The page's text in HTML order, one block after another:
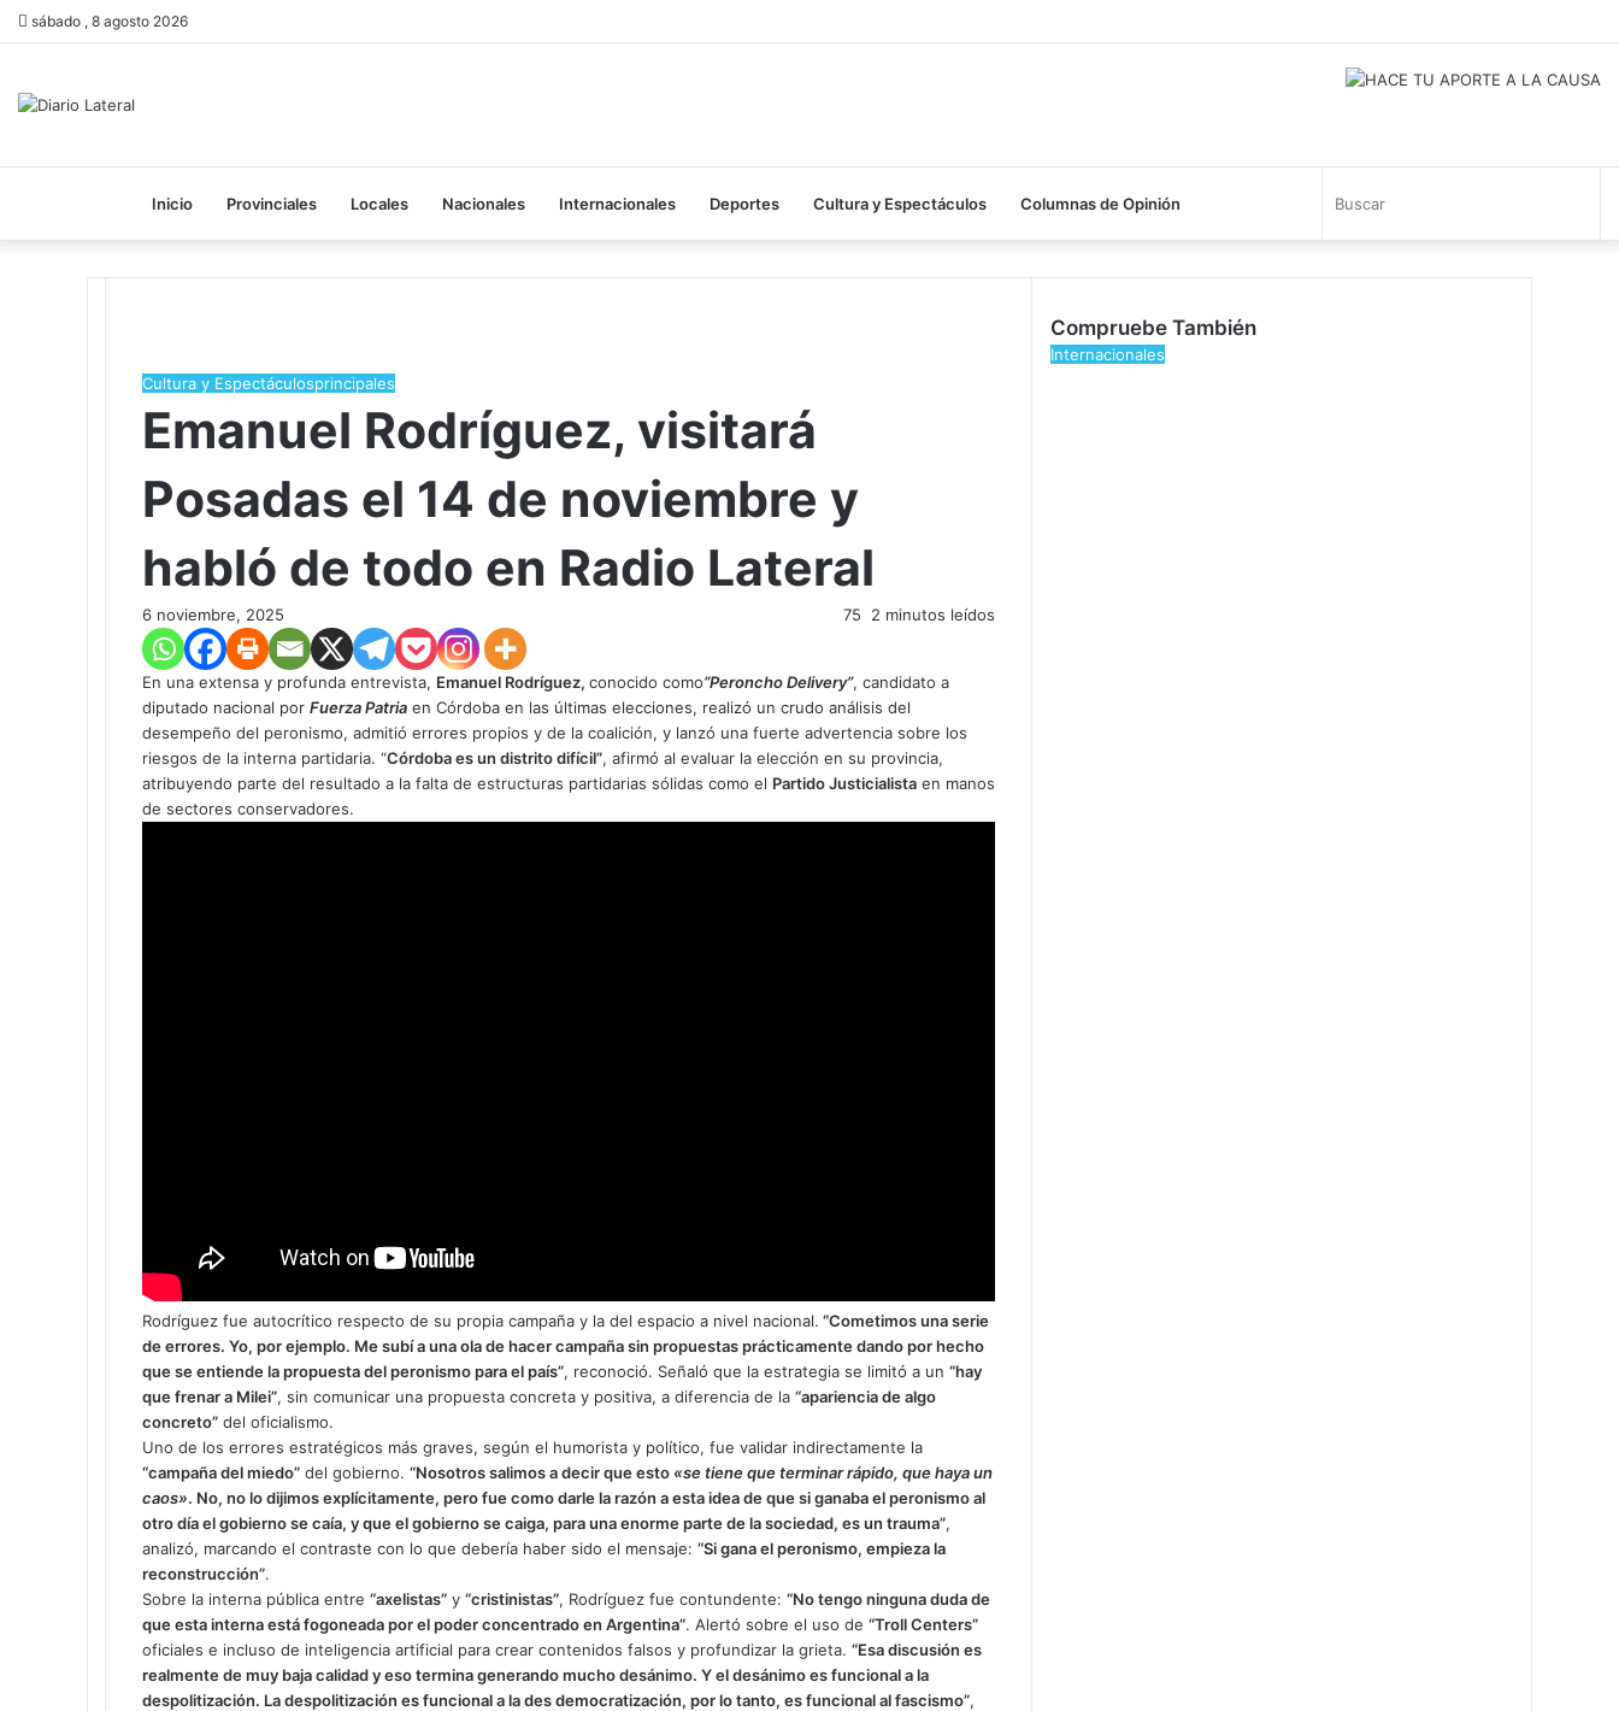
sábado , 8 agosto 2026
Inicio Provinciales Locales Nacionales Internacionales Deportes Cultura y Espectáculos Columnas de Opinión
Cultura y Espectáculosprincipales
Emanuel Rodríguez, visitará
Posadas el 14 de noviembre y
habló de todo en Radio Lateral
6 noviembre, 2025 75 2 minutos leídos
En una extensa y profunda entrevista, Emanuel Rodríguez, conocido como“Peroncho Delivery”, candidato a
diputado nacional por Fuerza Patria en Córdoba en las últimas elecciones, realizó un crudo análisis del
desempeño del peronismo, admitió errores propios y de la coalición, y lanzó una fuerte advertencia sobre los
riesgos de la interna partidaria. “Córdoba es un distrito difícil”, afirmó al evaluar la elección en su provincia,
atribuyendo parte del resultado a la falta de estructuras partidarias sólidas como el Partido Justicialista en manos
de sectores conservadores.
Rodríguez fue autocrítico respecto de su propia campaña y la del espacio a nivel nacional. “Cometimos una serie
de errores. Yo, por ejemplo. Me subí a una ola de hacer campaña sin propuestas prácticamente dando por hecho
que se entiende la propuesta del peronismo para el país”, reconoció. Señaló que la estrategia se limitó a un “hay
que frenar a Milei”, sin comunicar una propuesta concreta y positiva, a diferencia de la “apariencia de algo
concreto” del oficialismo.
Uno de los errores estratégicos más graves, según el humorista y político, fue validar indirectamente la
“campaña del miedo” del gobierno. “Nosotros salimos a decir que esto «se tiene que terminar rápido, que haya un
caos». No, no lo dijimos explícitamente, pero fue como darle la razón a esta idea de que si ganaba el peronismo al
otro día el gobierno se caía, y que el gobierno se caiga, para una enorme parte de la sociedad, es un trauma”,
analizó, marcando el contraste con lo que debería haber sido el mensaje: “Si gana el peronismo, empieza la
reconstrucción”.
Sobre la interna pública entre “axelistas” y “cristinistas”, Rodríguez fue contundente: “No tengo ninguna duda de
que esta interna está fogoneada por el poder concentrado en Argentina”. Alertó sobre el uso de “Troll Centers”
oficiales e incluso de inteligencia artificial para crear contenidos falsos y profundizar la grieta. “Esa discusión es
realmente de muy baja calidad y eso termina generando mucho desánimo. Y el desánimo es funcional a la
despolitización. La despolitización es funcional a la des democratización, por lo tanto, es funcional al fascismo”,
Compruebe También
Cerrar
Internacionales